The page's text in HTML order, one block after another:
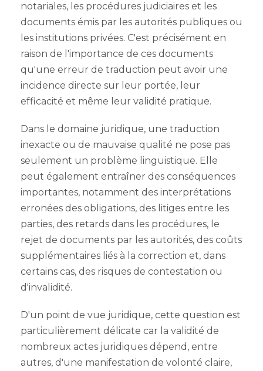
notariales, les procédures judiciaires et les
documents émis par les autorités publiques ou
les institutions privées. C'est précisément en
raison de l'importance de ces documents
qu'une erreur de traduction peut avoir une
incidence directe sur leur portée, leur
efficacité et même leur validité pratique.
Dans le domaine juridique, une traduction
inexacte ou de mauvaise qualité ne pose pas
seulement un problème linguistique. Elle
peut également entraîner des conséquences
importantes, notamment des interprétations
erronées des obligations, des litiges entre les
parties, des retards dans les procédures, le
rejet de documents par les autorités, des coûts
supplémentaires liés à la correction et, dans
certains cas, des risques de contestation ou
d'invalidité.
D'un point de vue juridique, cette question est
particulièrement délicate car la validité de
nombreux actes juridiques dépend, entre
autres, d'une manifestation de volonté claire,